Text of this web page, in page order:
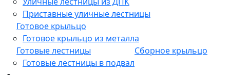
Приставные уличные лестницы
Готовое крыльцо
Готовое крыльцо из металла
Готовые лестницы
Готовые лестницы в подвал
Сборное крыльцо